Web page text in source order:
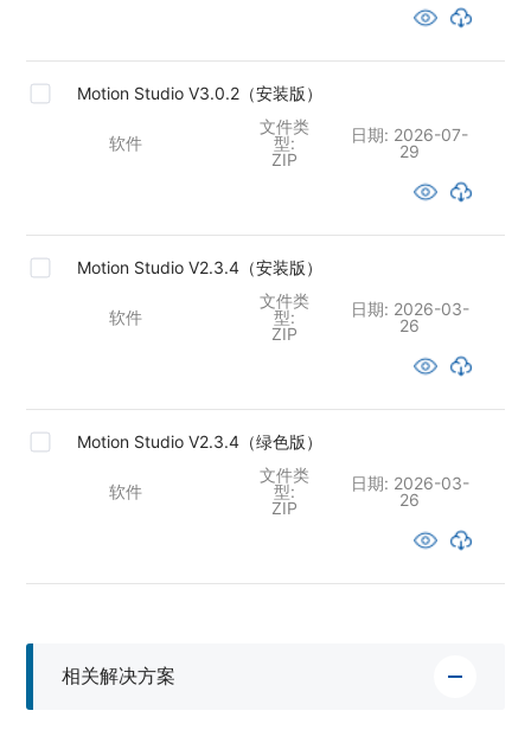
Motion Studio V3.0.2（安装版）
软件
文件类
型:
ZIP
日期: 2026-07-
29
Motion Studio V2.3.4（安装版）
软件
文件类
型:
ZIP
日期: 2026-03-
26
Motion Studio V2.3.4（绿色版）
软件
文件类
型:
ZIP
日期: 2026-03-
26
相关解决方案